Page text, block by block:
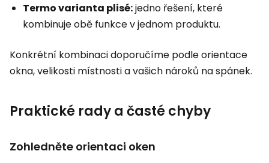
Termo varianta plisé:jedno řešení, které
kombinuje obě funkce v jednom produktu.
Konkrétní kombinaci doporučíme podle orientace
okna, velikosti místnosti a vašich nároků na spánek.
Praktické rady a časté chyby
Zohledněte orientaci oken